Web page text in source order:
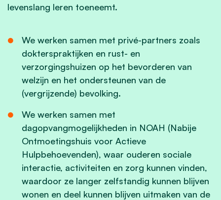
levenslang leren toeneemt.
We werken samen met privé-partners zoals
dokterspraktijken en rust- en
verzorgingshuizen op het bevorderen van
welzijn en het ondersteunen van de
(vergrijzende) bevolking.
We werken samen met
dagopvangmogelijkheden in NOAH (Nabije
Ontmoetingshuis voor Actieve
Hulpbehoevenden), waar ouderen sociale
interactie, activiteiten en zorg kunnen vinden,
waardoor ze langer zelfstandig kunnen blijven
wonen en deel kunnen blijven uitmaken van de